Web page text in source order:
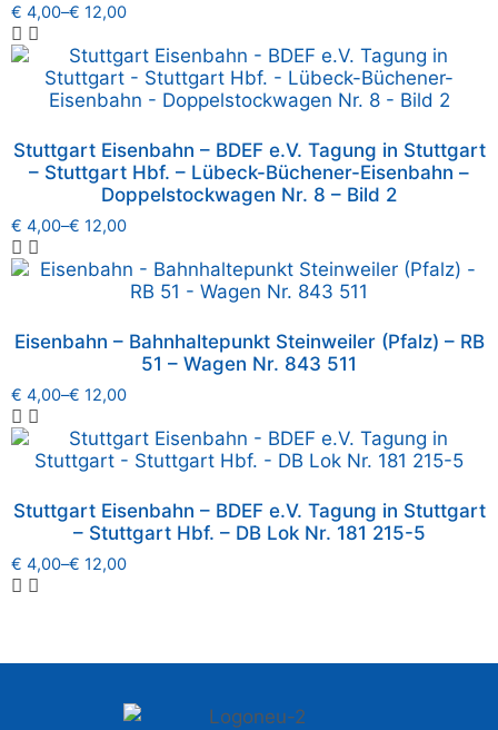
€ 4,00–€ 12,00
Stuttgart Eisenbahn – BDEF e.V. Tagung in Stuttgart
– Stuttgart Hbf. – Lübeck-Büchener-Eisenbahn –
Doppelstockwagen Nr. 8 – Bild 2
€ 4,00–€ 12,00
Eisenbahn – Bahnhaltepunkt Steinweiler (Pfalz) – RB
51 – Wagen Nr. 843 511
€ 4,00–€ 12,00
Stuttgart Eisenbahn – BDEF e.V. Tagung in Stuttgart
– Stuttgart Hbf. – DB Lok Nr. 181 215-5
€ 4,00–€ 12,00